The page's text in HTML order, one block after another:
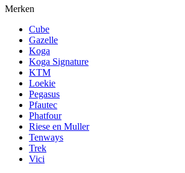
Merken
Cube
Gazelle
Koga
Koga Signature
KTM
Loekie
Pegasus
Pfautec
Phatfour
Riese en Muller
Tenways
Trek
Vici